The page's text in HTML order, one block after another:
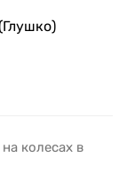
колесах в